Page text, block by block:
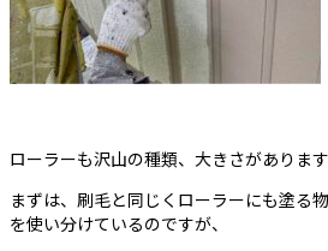
ローラーも沢山の種類、大きさがあります
まずは、刷毛と同じくローラーにも塗る
を使い分けているのですが、